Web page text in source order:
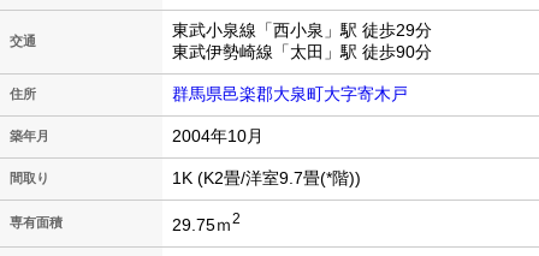
交通
東武小泉線「西小泉」駅 徒歩29分
東武伊勢崎線「太田」駅 徒歩90分
住所 群馬県邑楽郡大泉町大字寄木戸
築年月 2004年10月
間取り 1K (K2畳/洋室9.7畳(*階))
専有面積 29.75ｍ2